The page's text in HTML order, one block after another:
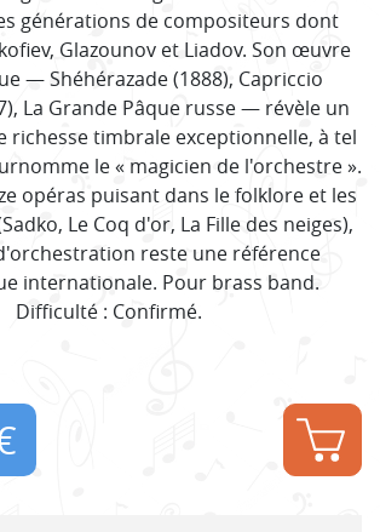
générations de compositeurs dont
Glazounov et Liadov. Son œuvre
— Shéhérazade (1888), Capriccio
La Grande Pâque russe — révèle un
richesse timbrale exceptionnelle, à tel
le « magicien de l'orchestre ».
opéras puisant dans le folklore et les
Le Coq d'or, La Fille des neiges),
reste une référence
internationale. Pour brass band.
Difficulté : Confirmé.